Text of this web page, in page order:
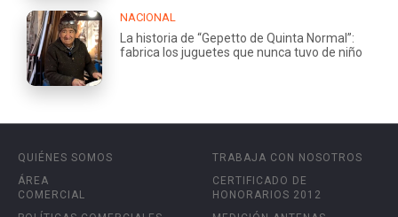
NACIONAL
La historia de “Gepetto de Quinta Normal”:
fabrica los juguetes que nunca tuvo de niño
QUIÉNES SOMOS
ÁREA
COMERCIAL
TRABAJA CON NOSOTROS
CERTIFICADO DE
HONORARIOS 2012